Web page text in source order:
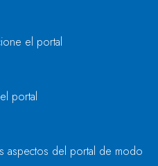
cargar el campo
el portal
portal
aspectos del portal de modo